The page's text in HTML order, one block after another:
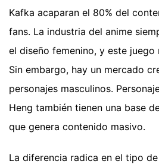
Kafka acaparan el 80% del
fans. La industria del anime
el diseño femenino, y este juego
Sin embargo, hay un mercado
personajes masculinos.
Heng también tienen una base
que genera contenido masivo.
La diferencia radica en el tipo